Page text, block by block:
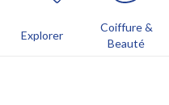
Explorer
Coiffure &
Beauté